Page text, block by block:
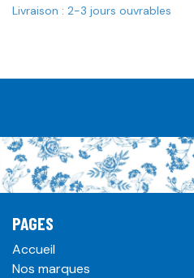
Livraison : 2-3 jours ouvrables
PAGES
Accueil
Nos marques